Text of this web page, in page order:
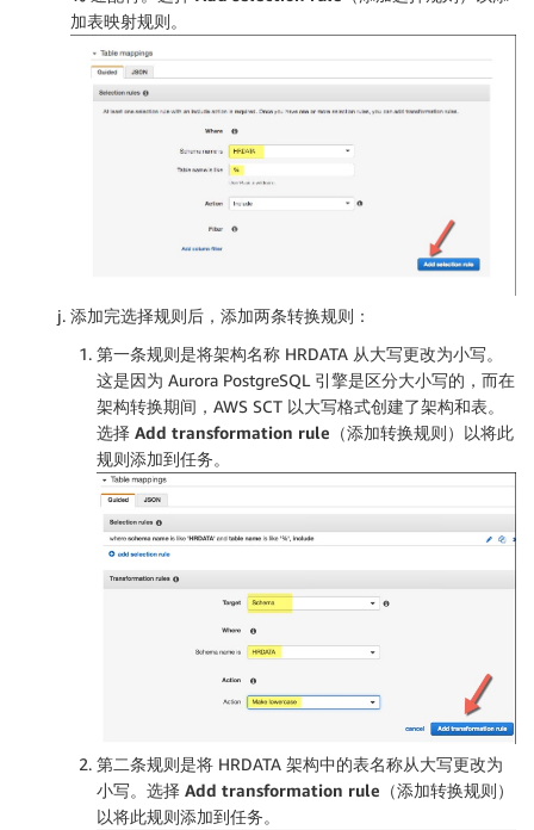
加表映射规则。
添加完选择规则后，添加两条转换规则：
第一条规则是将架构名称 HRDATA 从大写更改为小写。
这是因为 Aurora PostgreSQL 引擎是区分大小写的，而在
架构转换期间，AWS SCT 以大写格式创建了架构和表。
选择 Add transformation rule（添加转换规则）
以将此
规则添加到任务。
第二条规则是将 HRDATA 架构中的表名称从大写更改为
小写。选择 Add transformation rule（添加转换规则）
以将此规则添加到任务。